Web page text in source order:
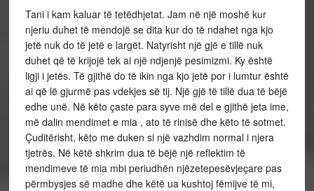
Tani i kam kaluar të tetëdhjetat. Jam në një moshë kur
njeriu duhet të mendojë se dita kur do të ndahet nga kjo
jetë nuk do të jetë e largët. Natyrisht një gjë e tillë nuk
duhet që të krijojë tek ai një ndjenjë pesimizmi. Ky është
ligji i jetës. Të gjithë do të ikin nga kjo jetë por i lumtur është
ai që lë gjurmë pas vdekjes së tij. Një gjë të tillë dua të bëjë
edhe unë. Në këto çaste para syve më del e gjithë jeta ime,
më dalin mendimet e mia , ato të rinisë dhe këto të sotmet.
Çuditërisht, këto me duken si një vazhdim normal i njera
tjetrës. Në këtë shkrim dua të bëjë një reflektim të
mendimeve të mia mbi periudhën njëzetepesëvjeçare pas
përmbysjes së madhe dhe këtë ua kushtoj fëmijve të mi,